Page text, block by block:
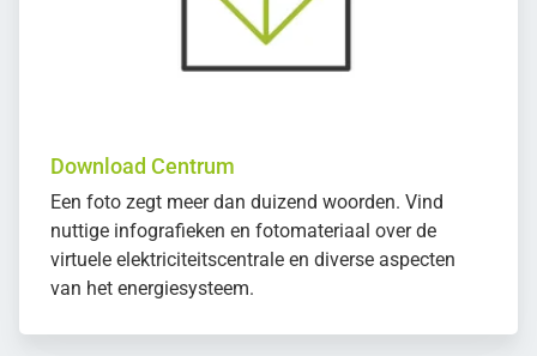
Download Centrum
Een foto zegt meer dan duizend woorden. Vind
nuttige infografieken en fotomateriaal over de
virtuele elektriciteitscentrale en diverse aspecten
van het energiesysteem.